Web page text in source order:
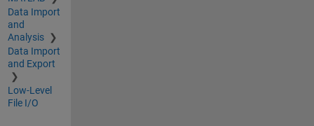
Data Import
and
Analysis
Data Import
and Export
Low-Level
File I/O